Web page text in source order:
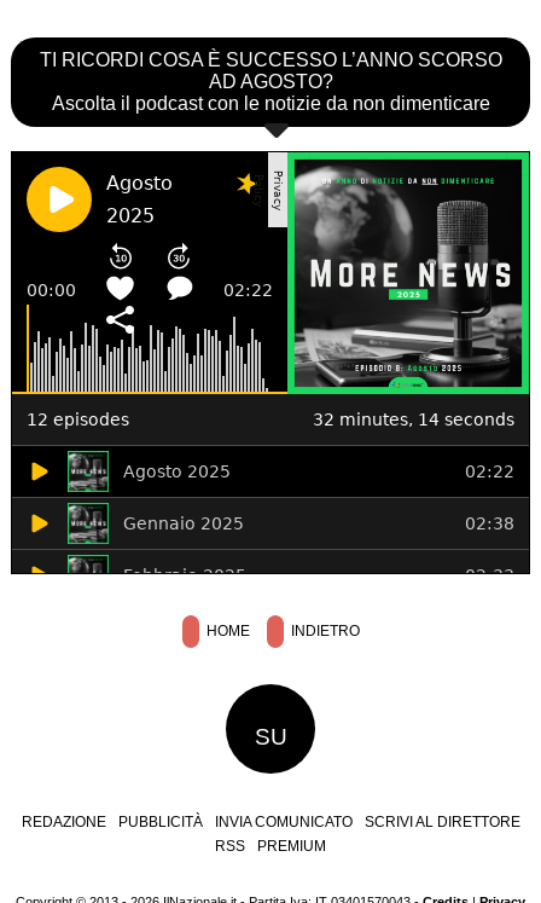
TI RICORDI COSA È SUCCESSO L’ANNO SCORSO
AD AGOSTO?
Ascolta il podcast con le notizie da non dimenticare
HOME INDIETRO
SU
REDAZIONE PUBBLICITÀ INVIA COMUNICATO
SCRIVI AL DIRETTORE
RSS
PREMIUM